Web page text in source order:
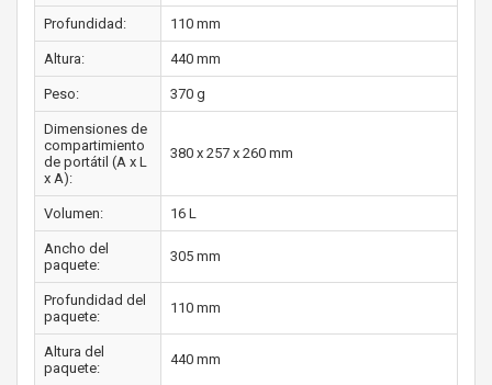
Profundidad: 110 mm
Altura: 440 mm
Peso: 370 g
Dimensiones de
compartimiento
de portátil (A x L
x A):
380 x 257 x 260 mm
Volumen: 16 L
Ancho del
paquete:
305 mm
Profundidad del
paquete:
110 mm
Altura del
paquete:
440 mm